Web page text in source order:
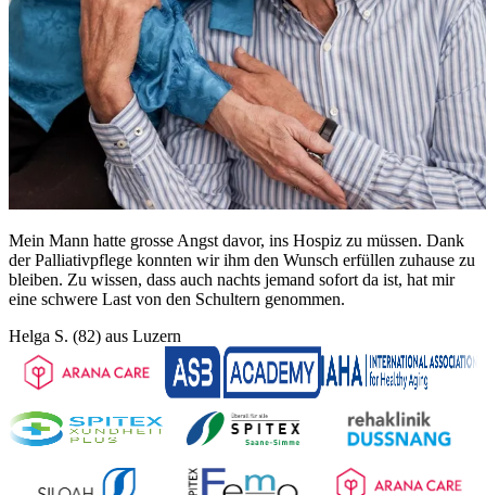
Mein Mann hatte grosse Angst davor, ins Hospiz zu müssen. Dank
der Palliativpflege konnten wir ihm den Wunsch erfüllen zuhause zu
bleiben. Zu wissen, dass auch nachts jemand sofort da ist, hat mir
eine schwere Last von den Schultern genommen.
Helga S. (82) aus Luzern